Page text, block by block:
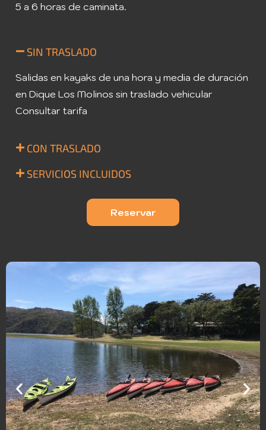
5 a 6 horas de caminata.
SIN TRASLADO
Salidas en kayaks de una hora y media de duración
en Dique Los Molinos sin traslado vehicular
Consultar tarifa
CON TRASLADO
SERVICIOS INCLUIDOS
Reservar